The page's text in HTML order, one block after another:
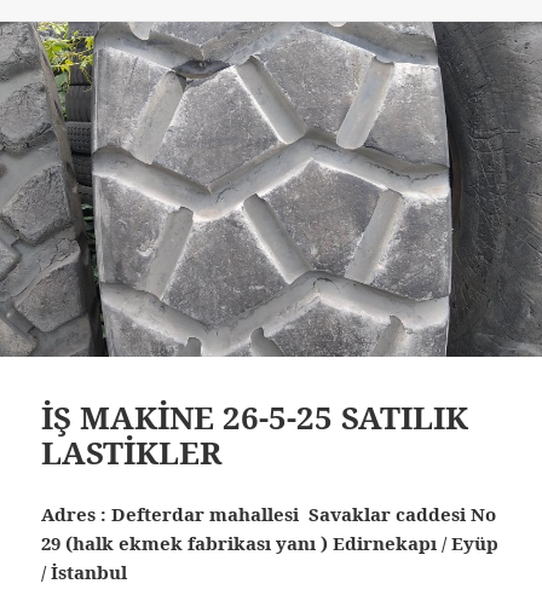
İŞ MAKİNE 26-5-25 SATILIK
LASTİKLER
Adres : Defterdar mahallesi Savaklar caddesi No
29 (halk ekmek fabrikası yanı ) Edirnekapı / Eyüp
/ İstanbul